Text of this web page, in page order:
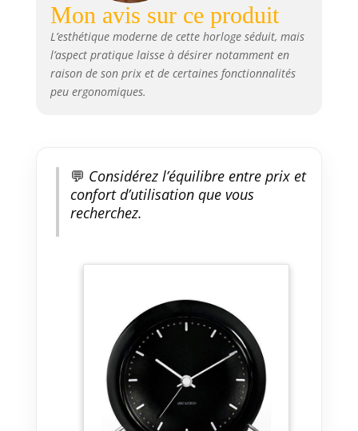
Mon avis sur ce produit
L’esthétique moderne de cette horloge séduit, mais
l’aspect pratique laisse à désirer notamment en
raison de son prix et de certaines fonctionnalités
peu ergonomiques.
💬 Considérez l’équilibre entre prix et
confort d’utilisation que vous
recherchez.